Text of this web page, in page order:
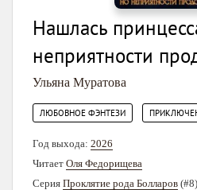
Нашлась
неприятности
Ульяна Муратова
ЛЮБОВНОЕ ФЭНТЕЗИ
Год выхода: 2026
Читает Оля Федорищева
Серия Проклятие рода Болларов (#8)